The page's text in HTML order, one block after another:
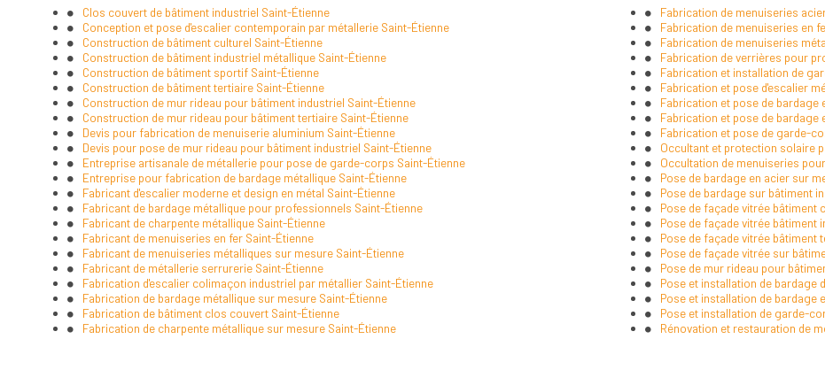
Clos couvert de bâtiment industriel Saint-Étienne
Conception et pose d'escalier contemporain par métallerie Saint-Étienne
Construction de bâtiment culturel Saint-Étienne
Construction de bâtiment industriel métallique Saint-Étienne
Construction de bâtiment sportif Saint-Étienne
Construction de bâtiment tertiaire Saint-Étienne
Construction de mur rideau pour bâtiment industriel Saint-Étienne
Construction de mur rideau pour bâtiment tertiaire Saint-Étienne
Devis pour fabrication de menuiserie aluminium Saint-Étienne
Devis pour pose de mur rideau pour bâtiment industriel Saint-Étienne
Entreprise artisanale de métallerie pour pose de garde-corps Saint-Étienne
Entreprise pour fabrication de bardage métallique Saint-Étienne
Fabricant d'escalier moderne et design en métal Saint-Étienne
Fabricant de bardage métallique pour professionnels Saint-Étienne
Fabricant de charpente métallique Saint-Étienne
Fabricant de menuiseries en fer Saint-Étienne
Fabricant de menuiseries métalliques sur mesure Saint-Étienne
Fabricant de métallerie serrurerie Saint-Étienne
Fabrication d'escalier colimaçon industriel par métallier Saint-Étienne
Fabrication de bardage métallique sur mesure Saint-Étienne
Fabrication de bâtiment clos couvert Saint-Étienne
Fabrication de charpente métallique sur mesure Saint-Étienne
Fabrication de menuiseries
Fabrication de menuiseries en
Fabrication de menuiseries
Fabrication de verrières pour
Fabrication et installation de
Fabrication et pose d'escalier
Fabrication et pose de bardage
Fabrication et pose de bardage
Fabrication et pose de garde-
Occultant et protection solaire
Occultation de menuiseries
Pose de bardage en acier sur
Pose de bardage sur bâtiment
Pose de façade vitrée bâtiment
Pose de façade vitrée bâtiment
Pose de façade vitrée bâtiment
Pose de façade vitrée sur
Pose de mur rideau pour
Pose et installation de bardage
Pose et installation de bardage
Pose et installation de garde-
Rénovation et restauration de